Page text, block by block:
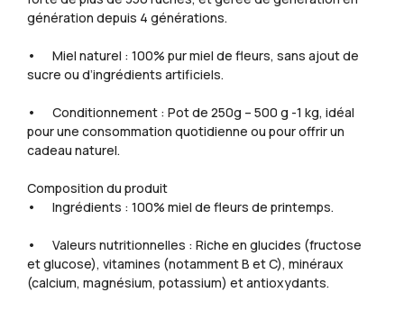
génération depuis 4 générations.
• Miel naturel : 100% pur miel de fleurs, sans ajout de
sucre ou d’ingrédients artificiels.
• Conditionnement : Pot de 250g – 500 g -1 kg, idéal
pour une consommation quotidienne ou pour offrir un
cadeau naturel.
Composition du produit
• Ingrédients : 100% miel de fleurs de printemps.
• Valeurs nutritionnelles : Riche en glucides (fructose
et glucose), vitamines (notamment B et C), minéraux
(calcium, magnésium, potassium) et antioxydants.